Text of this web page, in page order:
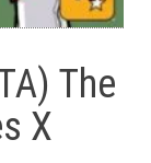
The
X